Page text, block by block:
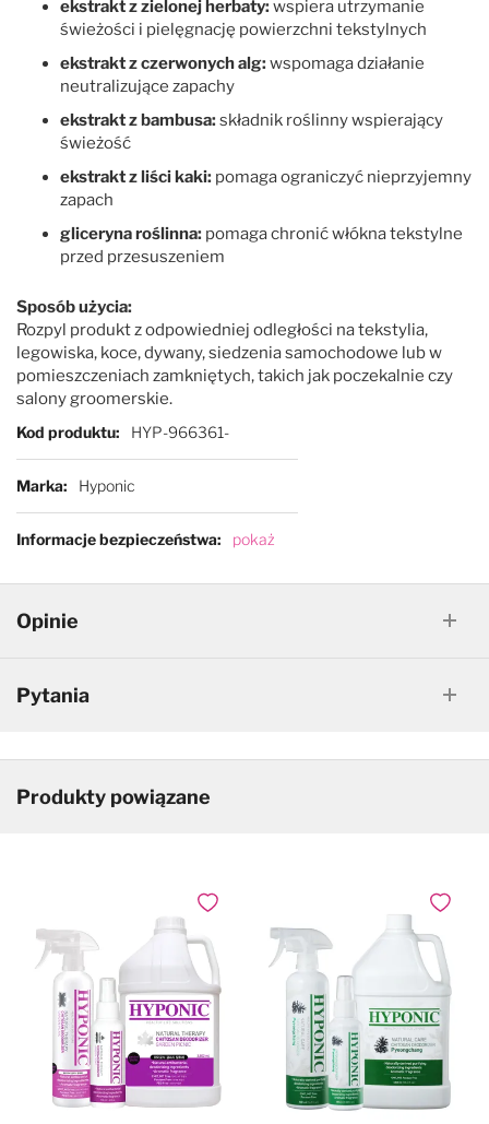
ekstrakt z zielonej herbaty:wspiera utrzymanie
świeżości i pielęgnację powierzchni tekstylnych
ekstrakt z czerwonych alg:wspomaga działanie
neutralizujące zapachy
ekstrakt z bambusa:składnik roślinny wspierający
świeżość
ekstrakt z liści kaki: pomaga ograniczyć nieprzyjemny
zapach
gliceryna roślinna: pomaga chronić włókna tekstylne
przed przesuszeniem
Sposób użycia:
Rozpyl produkt z odpowiedniej odległości na tekstylia,
legowiska, koce, dywany, siedzenia samochodowe lub w
pomieszczeniach zamkniętych, takich jak poczekalnie czy
salony groomerskie.
Więcej informacji
Kod produktu HYP-966361-
Marka Hyponic
Informacje bezpieczeństwa pokaż
Opinie
Pytania
Produkty powiązane
Dodaj do ulubionych Dodaj